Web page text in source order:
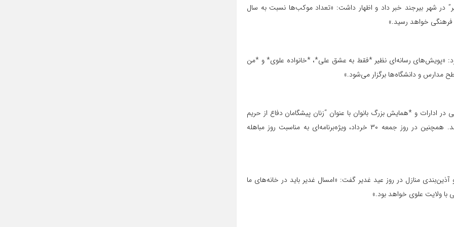
در شهر بیرجند خبر داد و اظهار داشت: «تعداد موکب‌ها نسبت به سال
«پویش‌های رسانه‌ای نظیر *فقط به عشق علی*، *خانواده علوی* و *من
مدارس و دانشگاه‌ها برگزار می‌شود.»
ادارات و *همایش بزرگ بانوان با عنوان “زنان پیشگامان دفاع از حریم
ولایت”* در ۲۱ خردادماه در حسینیه جماران بیرجند برگزار خواهد شد. همچنین در روز جمعه ۳۰ خرداد، ویژه‌برنامه‌ای به مناسبت روز مباهله
منازل در روز عید غدیر گفت: «امسال غدیر باید در خانه‌های ما
ولایت علوی خواهد بود.»